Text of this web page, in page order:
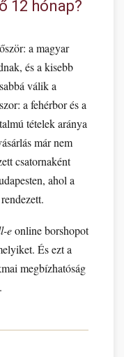
12 hónap?
a magyar
és a kisebb
válik a
a fehérbor és a
tételek aránya
már nem
csatornaként
ahol a
eonline borshopot
És ezt a
megbízhatóság